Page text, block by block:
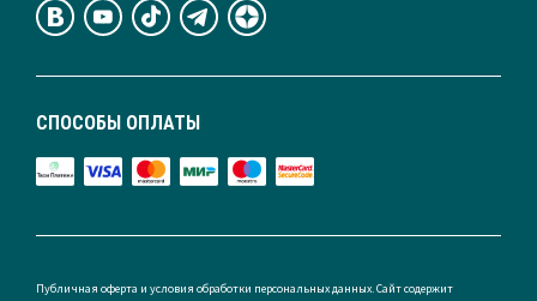
СПОСОБЫ ОПЛАТЫ
Публичная оферта и условия обработки персональных данных. Сайт содержит